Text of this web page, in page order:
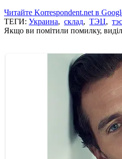
Читайте Korrespondent.net в
ТЕГИ: Украина, склад, ТЭЦ, тэс
Якщо ви помітили помилку,